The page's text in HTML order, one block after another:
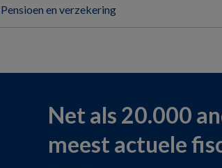
Pensioen en verzekering
Net als 20.000
meest actuele